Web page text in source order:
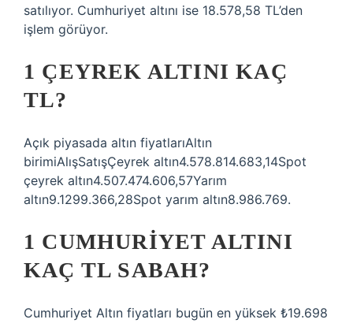
satılıyor. Cumhuriyet altını ise 18.578,58 TL’den
işlem görüyor.
1 ÇEYREK ALTINI KAÇ
TL?
Açık piyasada altın fiyatlarıAltın
birimiAlışSatışÇeyrek altın4.578.814.683,14Spot
çeyrek altın4.507.474.606,57Yarım
altın9.1299.366,28Spot yarım altın8.986.769.
1 CUMHURIYET ALTINI
KAÇ TL SABAH?
Cumhuriyet Altın fiyatları bugün en yüksek ₺19.698